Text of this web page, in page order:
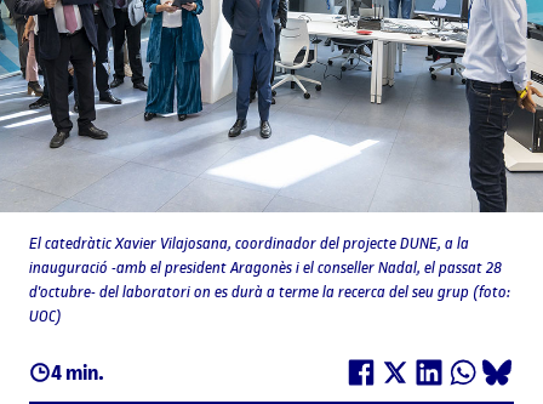
4 min.
El catedràtic Xavier Vilajosana, coordinador del projecte DUNE, a la
inauguració -amb el president Aragonès i el conseller Nadal, el passat 28
d'octubre- del laboratori on es durà a terme la recerca del seu grup (foto:
UOC)